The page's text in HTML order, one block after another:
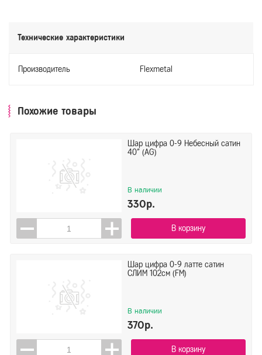
Технические характеристики
Производитель Flexmetal
Похожие товары
Шар цифра 0-9 Небесный сатин
40" (AG)
В наличии
330р.
В корзину
Шар цифра 0-9 латте сатин
СЛИМ 102см (FM)
В наличии
370р.
В корзину